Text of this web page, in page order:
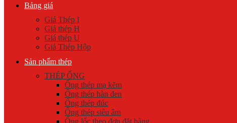
Bảng giá
Giá Thép I
Giá thép H
Giá thép U
Giá Thép Hộp
Sản phẩm thép
THÉP ỐNG
Ống thép mạ kẽm
Ống thép hàn đen
Ống thép đúc
Ống thép siêu âm
Ống lốc theo đơn đặt hàng